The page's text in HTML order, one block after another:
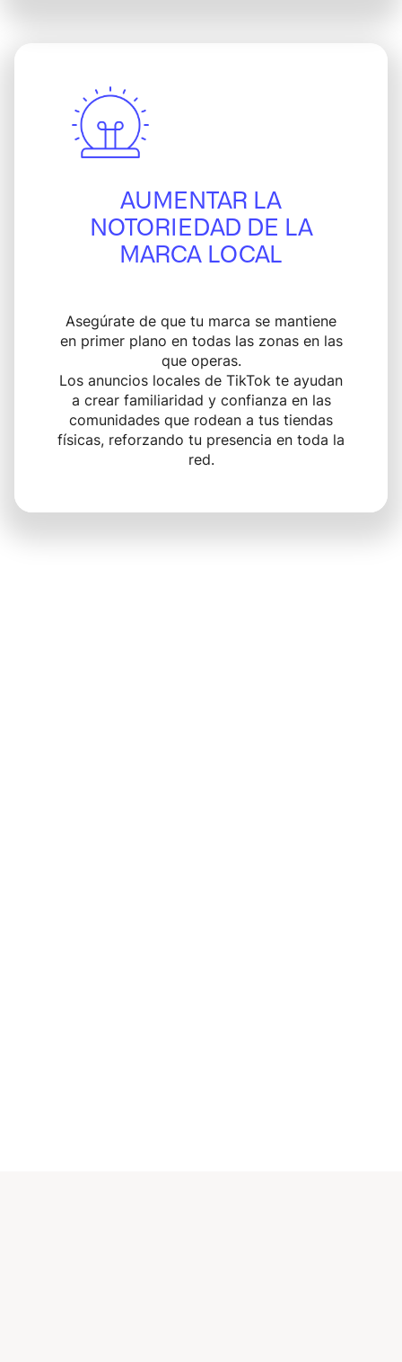
AUMENTAR LA
NOTORIEDAD DE LA
MARCA LOCAL
Asegúrate de que tu marca se mantiene
en primer plano en todas las zonas en las
que operas.
Los anuncios locales de TikTok te ayudan
a crear familiaridad y confianza en las
comunidades que rodean a tus tiendas
físicas, reforzando tu presencia en toda la
red.